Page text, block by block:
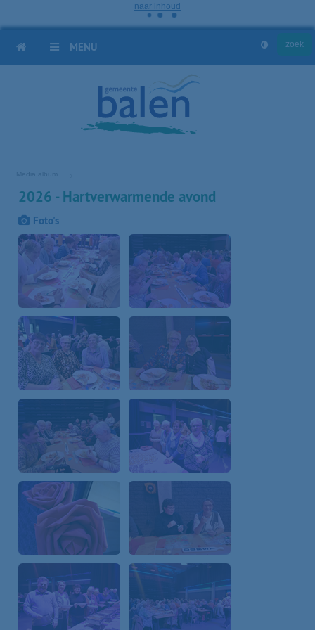
naar inhoud
HOME MENU
Media album
2026 - Hartverwarmende avond
Foto's